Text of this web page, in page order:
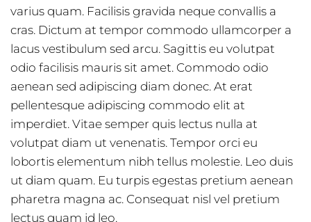
varius quam. Facilisis gravida neque convallis a
cras. Dictum at tempor commodo ullamcorper a
lacus vestibulum sed arcu. Sagittis eu volutpat
odio facilisis mauris sit amet. Commodo odio
aenean sed adipiscing diam donec. At erat
pellentesque adipiscing commodo elit at
imperdiet. Vitae semper quis lectus nulla at
volutpat diam ut venenatis. Tempor orci eu
lobortis elementum nibh tellus molestie. Leo duis
ut diam quam. Eu turpis egestas pretium aenean
pharetra magna ac. Consequat nisl vel pretium
lectus quam id leo.